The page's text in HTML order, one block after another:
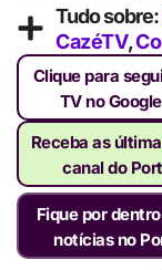
Tudo sobre:
CazéTV,
Clique para
TV no
Receba as
canal do
Fique por
notícias no